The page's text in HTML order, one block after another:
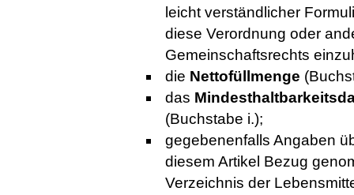
leicht verständlicher
diese Verordnung oder
Gemeinschaftsrechts
die Nettofüllmenge
das
(Buchstabe i.);
gegebenenfalls Angaben
diesem Artikel Bezug
Verzeichnis der